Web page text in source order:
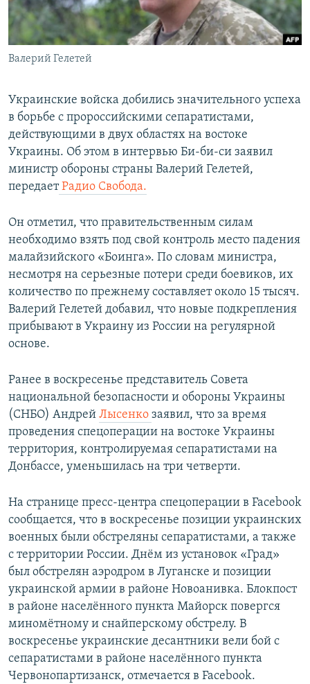
ПОБЕДИТЕЛЕЙ НЕ СУДЯТ?
КРЫМ.НЕПОКОРЕННЫЙ
ELIFBE
ПРИСОЕДИНЯЙТЕСЬ!
Все сайты RFE/RL
Валерий Гелетей
Украинские войска добились значительного успеха
в борьбе с пророссийскими сепаратистами,
действующими в двух областях на востоке
Украины. Об этом в интервью Би-би-си заявил
министр обороны страны Валерий Гелетей,
передаетРадио Свобода.
Он отметил, что правительственным силам
необходимо взять под свой контроль место падения
малайзийского «Боинга». По словам министра,
несмотря на серьезные потери среди боевиков, их
количество по прежнему составляет около 15 тысяч.
Валерий Гелетей добавил, что новые подкрепления
прибывают в Украину из России на регулярной
основе.
Ранее в воскресенье представитель Совета
национальной безопасности и обороны Украины
(СНБО) Андрей Лысенко заявил, что за время
проведения спецоперации на востоке Украины
территория, контролируемая сепаратистами на
Донбассе, уменьшилась на три четверти.
На странице пресс-центра спецоперации в Facebook
сообщается, что в воскресенье позиции украинских
военных были обстреляны сепаратистами, а также
с территории России. Днём из установок «Град»
был обстрелян аэродром в Луганске и позиции
украинской армии в районе Новоанивка. Блокпост
в районе населённого пункта Майорск повергся
миномётному и снайперскому обстрелу. В
воскресенье украинские десантники вели бой с
сепаратистами в районе населённого пункта
Червонопартизанск, отмечается в Facebook.